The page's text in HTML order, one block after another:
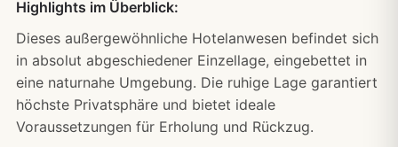
Highlights im Überblick:
Dieses außergewöhnliche Hotelanwesen befindet sich
in absolut abgeschiedener Einzellage, eingebettet in
eine naturnahe Umgebung. Die ruhige Lage garantiert
höchste Privatsphäre und bietet ideale
Voraussetzungen für Erholung und Rückzug.